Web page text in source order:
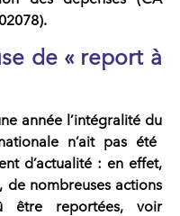
de « report à
année l’intégralité du
n’ait pas été
d’actualité : en effet,
de nombreuses actions
être reportées, voir